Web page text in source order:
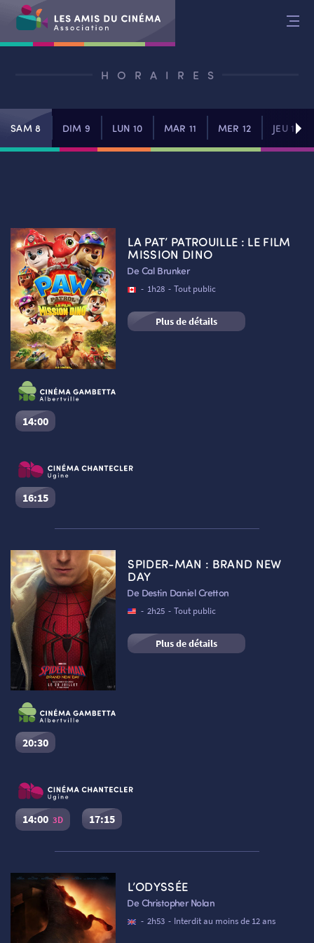
RETOUR
SÉANCES SPÉCIALES
RETOUR
RETOUR
RETOUR
RETOUR
TARIFS
HORAIRES
SAM 8 DIM 9 LUN 10 MAR 11 MER 12 JEU 13
LA PAT’ PATROUILLE : LE FILM
MISSION DINO
De Cal Brunker
- 1h28 - Tout public
Plus de détails
14:00
La Pat’ Patrouille : Le film mission Dino
Séance du
Cinéma Le Dôme Gambetta – Albertville :
16:15
Séance du08/08/2026à 16:15 VF
Cinéma Le Chantecler – Ugine :Salle n°2
Réserver une place
SPIDER-MAN : BRAND NEW
DAY
De Destin Daniel Cretton
- 2h25 - Tout public
Plus de détails
20:30
Spider-Man : Brand New Day
Séance du
Cinéma Le Dôme Gambetta – Albertville :
14:00 3D 17:15
Séance du08/08/2026à 14:00 VF 3D
Cinéma Le Chantecler – Ugine :Salle n°1
Réserver une place
L’ODYSSÉE
De Christopher Nolan
- 2h53 - Interdit au moins de 12 ans